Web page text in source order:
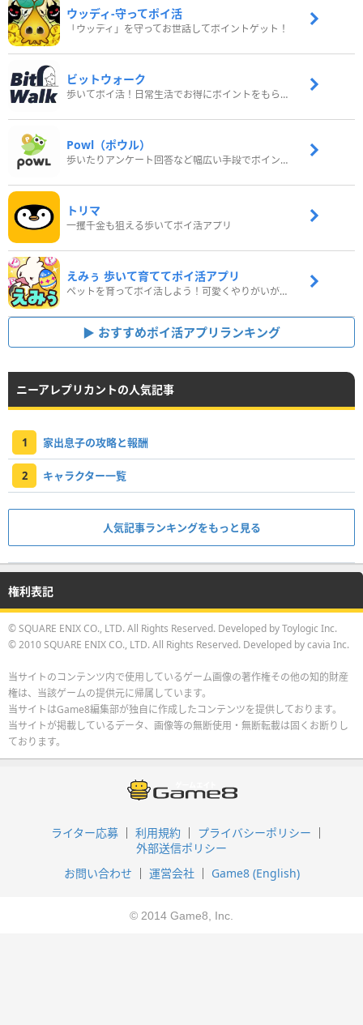
ウッディ‐守ってポイ活
「ウッディ」を守ってお世話してポイントゲット！
ビットウォーク
歩いてポイ活！日常生活でお得にポイントをもらおう
Powl（ポウル）
歩いたりアンケート回答など幅広い手段でポイントをゲット
トリマ
一攫千金も狙える歩いてポイ活アプリ
えみぅ 歩いて育ててポイ活アプリ
ペットを育ってポイ活しよう！可愛くやりがいがある新感覚アプリ
おすすめポイ活アプリランキング
ニーアレプリカントの人気記事
1 家出息子の攻略と報酬
2 キャラクター一覧
人気記事ランキングをもっと見る
権利表記
© SQUARE ENIX CO., LTD. All Rights Reserved. Developed by Toylogic Inc.
© 2010 SQUARE ENIX CO., LTD. All Rights Reserved. Developed by cavia Inc.
当サイトのコンテンツ内で使用しているゲーム画像の著作権その他の知的財産
権は、当該ゲームの提供元に帰属しています。
当サイトはGame8編集部が独自に作成したコンテンツを提供しております。
当サイトが掲載しているデータ、画像等の無断使用・無断転載は固くお断りし
ております。
ライター応募 利用規約
プライバシーポリシー
外部送信ポリシー
お問い合わせ
運営会社 Game8 (English)
© 2014 Game8, Inc.